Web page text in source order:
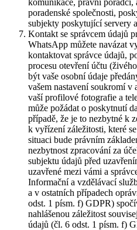
komunikace, právní poradci,
poradenské společnosti,
subjekty poskytující servery
Kontakt se správcem údajů
WhatsApp můžete navázat
kontaktovat správce údajů,
procesu otevření účtu
být vaše osobní údaje
vašem nastavení soukromí
vaší profilové fotografie a
může požádat o poskytnutí
případě, že je to nezbytné k
k vyřízení záležitosti, které
situaci bude právním
nezbytnost zpracování za
subjektu údajů před
uzavřené mezi vámi a
Informační a vzdělávací
a v ostatních případech
odst. 1 písm. f) GDPR)
nahlášenou záležitost
údajů (čl. 6 odst. 1 písm. f)